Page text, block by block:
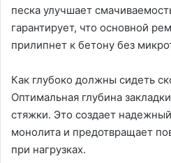
песка улучшает
гарантирует, что основной
прилипнет к бетону без
Как глубоко должны сидеть
Оптимальная глубина
стяжки. Это создает
монолита и предотвращает
при нагрузках.